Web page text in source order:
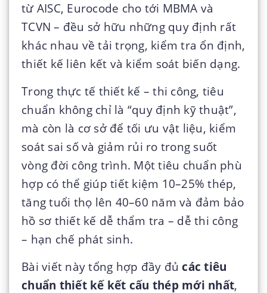
từ AISC, Eurocode cho tới MBMA và
TCVN – đều sở hữu những quy định rất
khác nhau về tải trọng, kiểm tra ổn định,
thiết kế liên kết và kiểm soát biến dạng.
Trong thực tế thiết kế – thi công, tiêu
chuẩn không chỉ là “quy định kỹ thuật”,
mà còn là cơ sở để tối ưu vật liệu, kiểm
soát sai số và giảm rủi ro trong suốt
vòng đời công trình. Một tiêu chuẩn phù
hợp có thể giúp tiết kiệm 10–25% thép,
tăng tuổi thọ lên 40–60 năm và đảm bảo
hồ sơ thiết kế dễ thẩm tra – dễ thi công
– hạn chế phát sinh.
Bài viết này tổng hợp đầy đủcác tiêu
chuẩn thiết kế kết cấu thép mới nhất,